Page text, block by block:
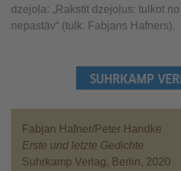
dzejoļa: „Rakstīt dzejoļus: tulkot
nepastāv“ (tulk. Fabjans Hafners).
SUHRKAMP
Fabjan Hafner/Peter Handke
Erste und letzte Gedichte
Suhrkamp Verlag, Berlin, 2020